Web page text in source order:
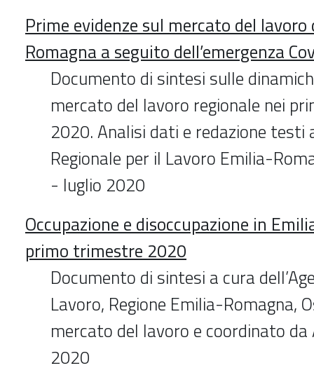
Prime evidenze sul mercato del lavoro
Romagna a seguito dell’emergenza
Documento di sintesi sulle
mercato del lavoro regionale nei
2020. Analisi dati e redazione testi
Regionale per il Lavoro Emilia-
- luglio 2020
Occupazione e disoccupazione in
primo trimestre 2020
Documento di sintesi a cura
Lavoro, Regione Emilia-Romagna,
mercato del lavoro e coordinato da
2020